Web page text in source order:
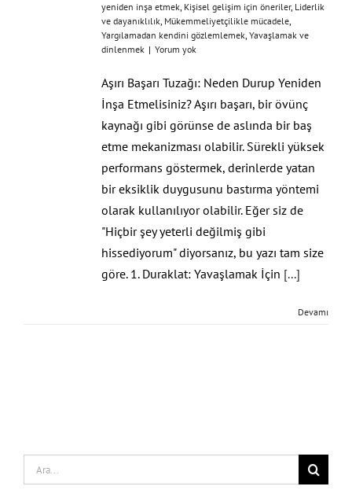
yeniden inşa etmek, Kişisel gelişim için öneriler, Liderlik
ve dayanıklılık, Mükemmeliyetçilikle mücadele,
Yargılamadan kendini gözlemlemek, Yavaşlamak ve
dinlenmek | Yorum yok
Aşırı Başarı Tuzağı: Neden Durup Yeniden
İnşa Etmelisiniz? Aşırı başarı, bir övünç
kaynağı gibi görünse de aslında bir baş
etme mekanizması olabilir. Sürekli yüksek
performans göstermek, derinlerde yatan
bir eksiklik duygusunu bastırma yöntemi
olarak kullanılıyor olabilir. Eğer siz de
"Hiçbir şey yeterli değilmiş gibi
hissediyorum" diyorsanız, bu yazı tam size
göre. 1. Duraklat: Yavaşlamak İçin [...]
Devamı
Search
for: